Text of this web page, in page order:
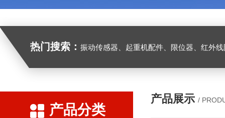
热门搜索： 振动传感器、起重机配件、限位器、红外线防撞器
产品分类
产品展示 /